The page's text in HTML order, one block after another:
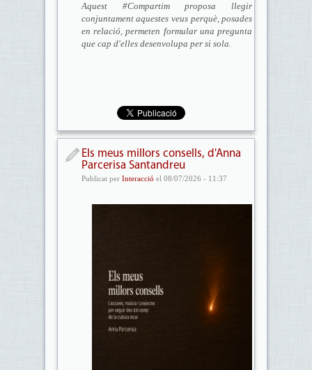
Aquest #Compartim proposa llegir
conjuntament aquestes veus perquè, posades
en relació, permeten formular una pregunta
que cap d'elles desenvolupa per si sola.
Els meus millors consells, d'Anna
Parcerisa Santandreu
Publicat per Interacció el 08/07/2026 - 11:37